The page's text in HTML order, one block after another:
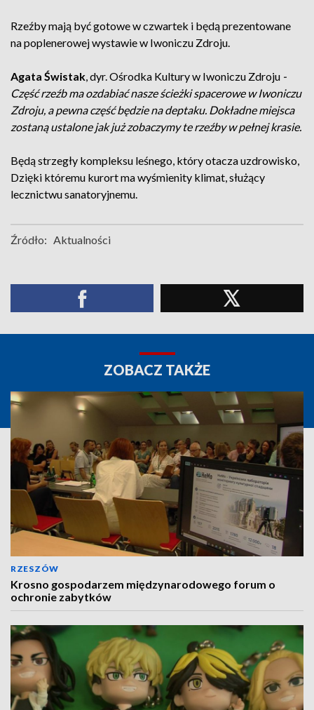
Rzeźby mają być gotowe w czwartek i będą prezentowane
na poplenerowej wystawie w Iwoniczu Zdroju.
Agata Świstak, dyr. Ośrodka Kultury w Iwoniczu Zdroju -
Część rzeźb ma ozdabiać nasze ścieżki spacerowe w Iwoniczu
Zdroju, a pewna część będzie na deptaku. Dokładne miejsca
zostaną ustalone jak już zobaczymy te rzeźby w pełnej krasie.
Będą strzegły kompleksu leśnego, który otacza uzdrowisko,
Dzięki któremu kurort ma wyśmienity klimat, służący
lecznictwu sanatoryjnemu.
Źródło: Aktualności
ZOBACZ TAKŻE
RZESZÓW
Krosno gospodarzem międzynarodowego forum o
ochronie zabytków